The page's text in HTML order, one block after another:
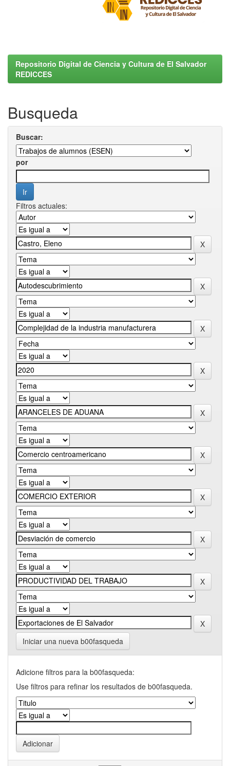
Repositorio Digital de Ciencia y Cultura de El Salvador
REDICCES
Busqueda
Buscar:
por
Filtros actuales:
Iniciar una nueva b00fasqueda
Adicione filtros para la b00fasqueda:
Use filtros para refinar los resultados de b00fasqueda.